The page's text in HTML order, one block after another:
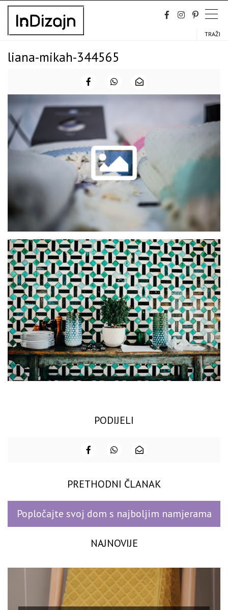
Skip
content
TRAŽI
liana-mikah-344565
PODIJELI
PRETHODNI ČLANAK
Popločajte svoj dom s najboljim namjerama
NAJNOVIJE